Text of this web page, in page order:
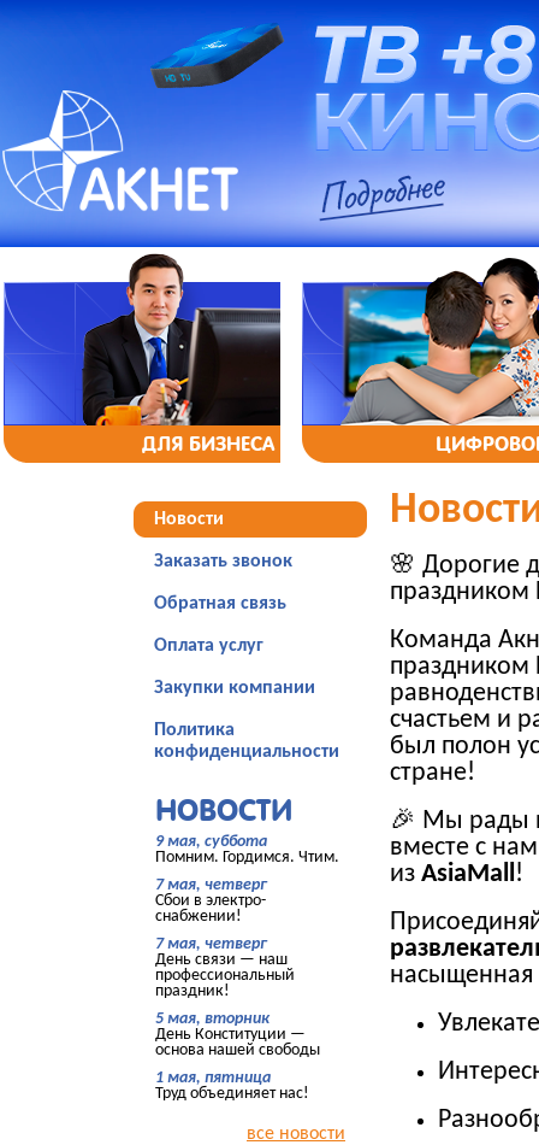
ДЛЯ БИЗНЕСА
Новости
Заказать звонок
Обратная связь
Оплата услуг
Закупки компании
Политика
конфиденциальности
НОВОСТИ
9 мая, суббота
Помним. Гордимся. Чтим.
7 мая, четверг
Сбои в электро-
снабжении!
7 мая, четверг
День связи — наш
профессиональный
праздник!
5 мая, вторник
День Конституции —
основа нашей свободы
1 мая, пятница
Труд объединяет нас!
все новости
🌸 Дорогие
праздником
Команда
праздником
счастьем и
был полон
стране!
🎉 Мы рады
вместе с
из AsiaMall !